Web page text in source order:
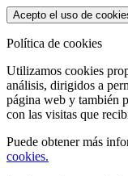
Acepto el uso de
Política de cookies
Utilizamos cookies
análisis, dirigidos a
página web y también
con las visitas que
Puede obtener más
cookies.